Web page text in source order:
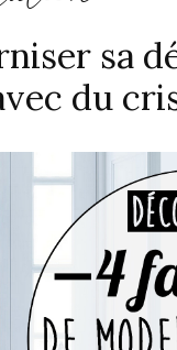
sa
du